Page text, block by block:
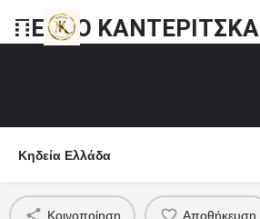
ΠΕΤΡΟ ΚΑΝΤΕΡΙΤΣΚΑ
Κηδεία Ελλάδα
Κοινοποίηση Αποθήκευση